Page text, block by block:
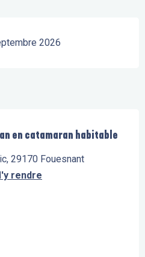
2026
en catamaran habitable
29170 Fouesnant
rendre